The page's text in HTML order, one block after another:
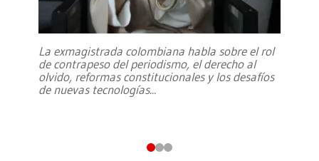
La exmagistrada colombiana habla sobre el rol
de contrapeso del periodismo, el derecho al
olvido, reformas constitucionales y los desafíos
de nuevas tecnologías...